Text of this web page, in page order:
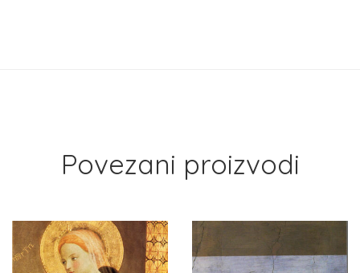
Povezani proizvodi